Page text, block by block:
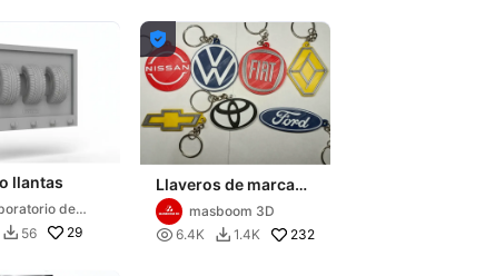
llantas
de
 56 29

Llaveros de marcas
de vehículos
masboom 3D
 6.4K  1.4K 232